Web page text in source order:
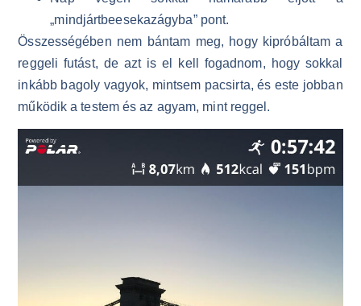
„mindjártbeesekazágyba” pont.
Összességében nem bántam meg, hogy kipróbáltam a
reggeli futást, de azt is el kell fogadnom, hogy sokkal
inkább bagoly vagyok, mintsem pacsirta, és este jobban
működik a testem és az agyam, mint reggel.